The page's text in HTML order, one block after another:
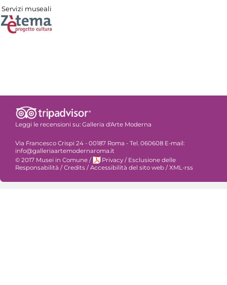
Servizi museali
Leggi le recensioni su: Galleria d'Arte Moderna
Via Francesco Crispi 24 - 00187 Roma - Tel. 060608 E-mail:
info@galleriaartemodernaroma.it
© 2017 Musei in Comune / Privacy / Esclusione delle
Responsabilità / Credits / Accessibilità del sito web / XML-rss